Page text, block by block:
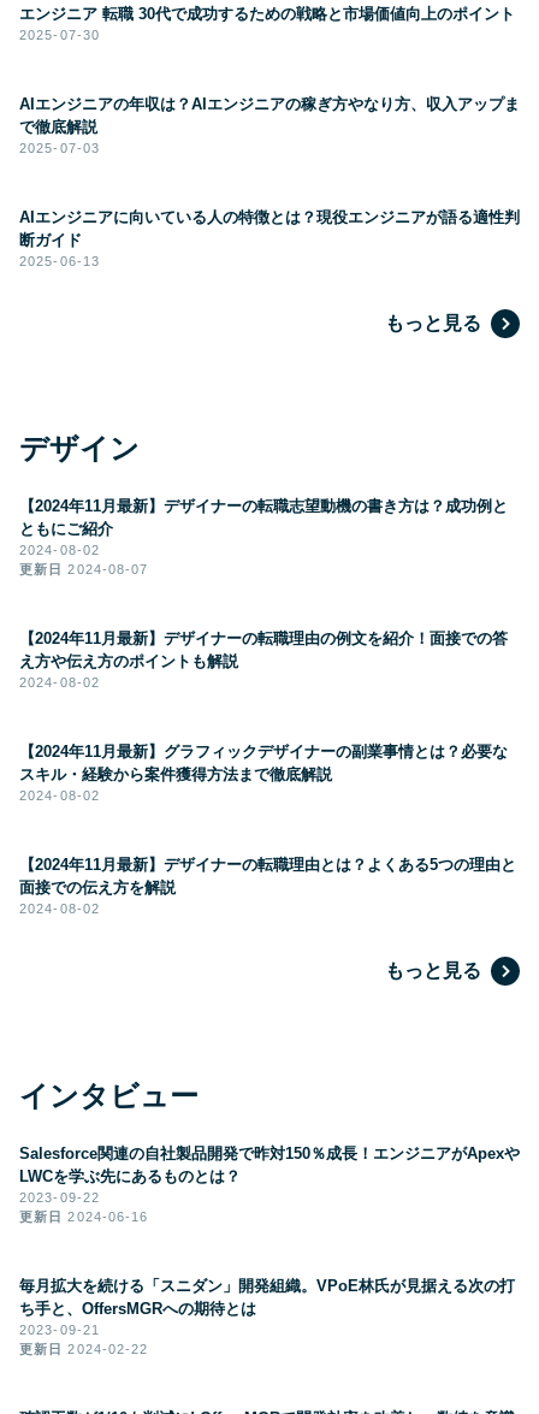
エンジニア 転職 30代で成功するための戦略と市場価値向上のポイント
2025-07-30
AIエンジニアの年収は？AIエンジニアの稼ぎ方やなり方、収入アップま
で徹底解説
2025-07-03
AIエンジニアに向いている人の特徴とは？現役エンジニアが語る適性判
断ガイド
2025-06-13
もっと見る
デザイン
【2024年11月最新】デザイナーの転職志望動機の書き方は？成功例と
ともにご紹介
2024-08-02
更新日2024-08-07
【2024年11月最新】デザイナーの転職理由の例文を紹介！面接での答
え方や伝え方のポイントも解説
2024-08-02
【2024年11月最新】グラフィックデザイナーの副業事情とは？必要な
スキル・経験から案件獲得方法まで徹底解説
2024-08-02
【2024年11月最新】デザイナーの転職理由とは？よくある5つの理由と
面接での伝え方を解説
2024-08-02
もっと見る
インタビュー
Salesforce関連の自社製品開発で昨対150％成長！エンジニアがApexや
LWCを学ぶ先にあるものとは？
2023-09-22
更新日2024-06-16
毎月拡大を続ける「スニダン」開発組織。VPoE林氏が見据える次の打
ち手と、OffersMGRへの期待とは
2023-09-21
更新日2024-02-22